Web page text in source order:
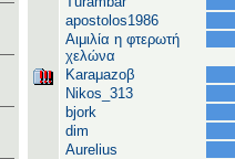
apostolos1986
Αιμιλία η φτερωτή
χελώνα
Karaμazoβ
Nikos_313
bjork
dim
Aurelius